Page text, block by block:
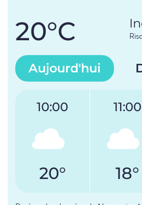
20°C
Aujourd'hui
10:00
20°
11:00
18°